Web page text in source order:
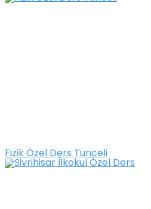
Fizik Özel Ders Tunceli